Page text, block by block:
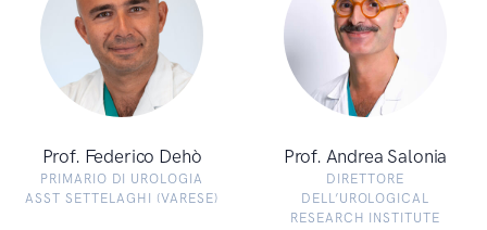
Prof. Federico Dehò
PRIMARIO DI UROLOGIA
ASST SETTELAGHI (VARESE)
Prof. Andrea Salonia
DIRETTORE
DELL’UROLOGICAL
RESEARCH INSTITUTE